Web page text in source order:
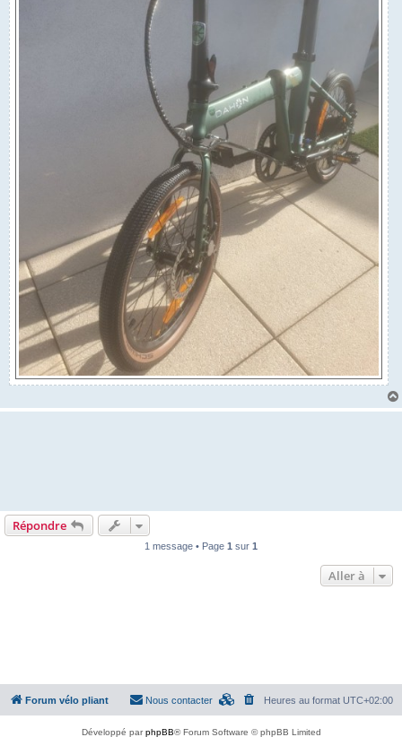
Répondre
1 message • Page 1 sur 1
Aller à
Forum vélo pliant Heures au format UTC+02:00
Nous contacter
Développé parphpBB® Forum Software © phpBB Limited